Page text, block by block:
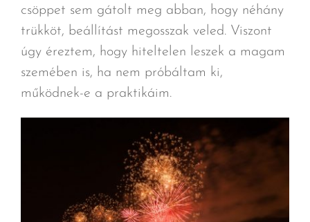
csöppet sem gátolt meg abban, hogy néhány
trükköt, beállítást megosszak veled. Viszont
úgy éreztem, hogy hiteltelen leszek a magam
szemében is, ha nem próbáltam ki,
működnek-e a praktikáim.